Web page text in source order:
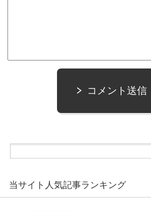
コメント送信
当サイト人気記事ランキング